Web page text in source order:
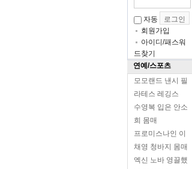
자동
회원가입
아이디/패스워
드찾기
연예/스포츠
모모랜드 낸시 필
라테스 레깅스
수영복 입은 안소
희 몸매
프로미스나인 이
채영 청바지 몸매
엑신 노바 영끌했